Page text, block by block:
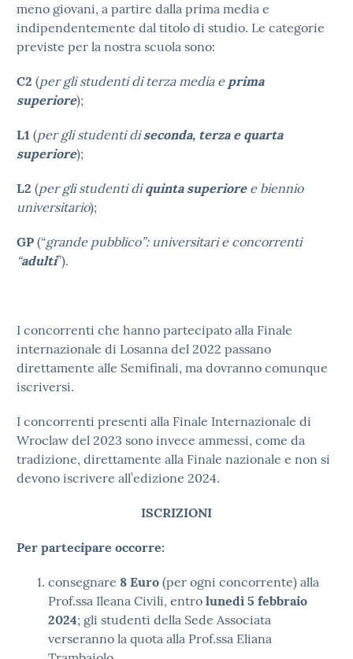
meno giovani, a partire dalla prima media e
indipendentemente dal titolo di studio. Le categorie
previste per la nostra scuola sono:
C2 (per gli studenti di terza media e prima
superiore);
L1 (per gli studenti diseconda, terza e quarta
superiore);
L2 (per gli studenti diquinta superioree biennio
universitario);
GP (“grande pubblico”: universitari e concorrenti
“adulti”).
I concorrenti che hanno partecipato alla Finale
internazionale di Losanna del 2022 passano
direttamente alle Semifinali, ma dovranno comunque
iscriversi.
I concorrenti presenti alla Finale Internazionale di
Wroclaw del 2023 sono invece ammessi, come da
tradizione, direttamente alla Finale nazionale e non si
devono iscrivere all’edizione 2024.
ISCRIZIONI
Per partecipare occorre:
consegnare 8 Euro (per ogni concorrente) alla
Prof.ssa Ileana Civili, entro lunedì 5 febbraio
2024; gli studenti della Sede Associata
verseranno la quota alla Prof.ssa Eliana